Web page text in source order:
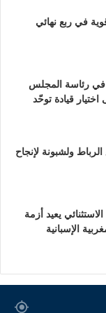
في ربع نهائي
في رئاسة المجلس
قيادة توحّد
ولشبونة لإنجاح
يعيد أزمة
الإسبانية